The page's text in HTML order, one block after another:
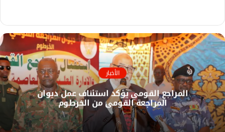
م
و
ق
ع
ا
ل
و
ي
ب
س
ب
و
ك الأخبار
المراجع القومي يؤكد استئناف عمل ديوان
المراجعة القومي من الخرطوم